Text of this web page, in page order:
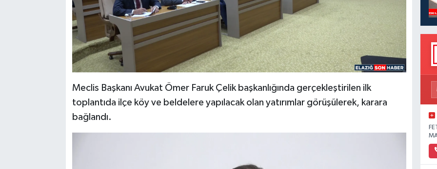
Meclis Başkanı Avukat Ömer Faruk Çelik başkanlığında gerçekleştirilen ilk
toplantıda ilçe köy ve beldelere yapılacak olan yatırımlar görüşülerek, karara
bağlandı.